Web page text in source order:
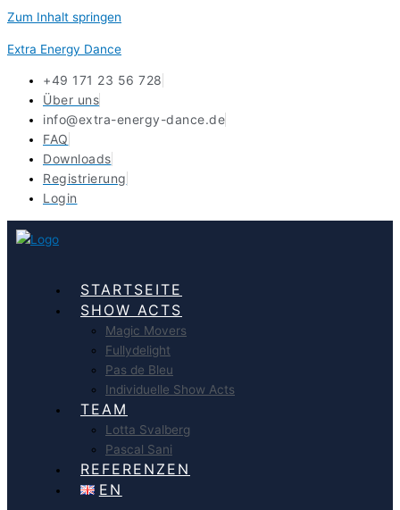
Zum Inhalt springen
Extra Energy Dance
+49 171 23 56 728
Über uns
info@extra-energy-dance.de
FAQ
Downloads
Registrierung
Login
STARTSEITE
SHOW ACTS
Magic Movers
Fullydelight
Pas de Bleu
Individuelle Show Acts
TEAM
Lotta Svalberg
Pascal Sani
REFERENZEN
EN